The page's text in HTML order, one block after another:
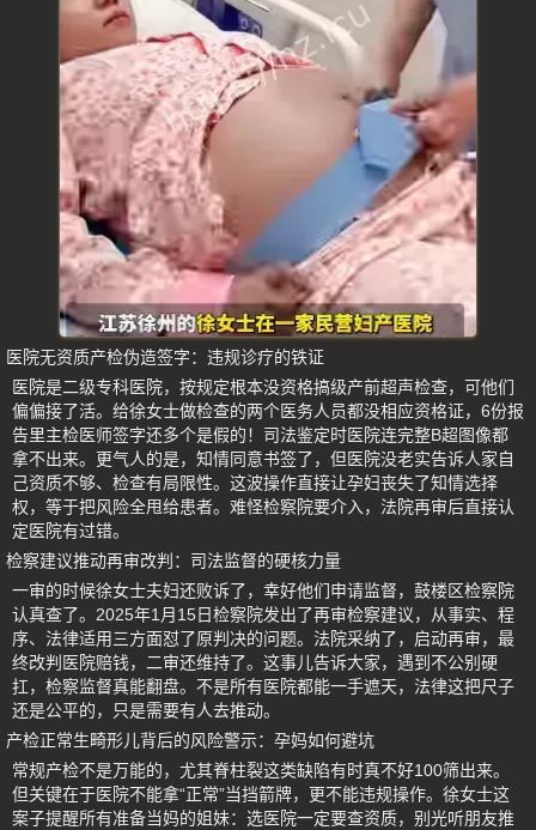
医院无资质产检伪造签字：违规诊疗的铁证
医院是二级专科医院，按规定根本没资格搞级产前超声检查，可他们
偏偏接了活。给徐女士做检查的两个医务人员都没相应资格证，6份报
告里主检医师签字还多个是假的！司法鉴定时医院连完整B超图像都
拿不出来。更气人的是，知情同意书签了，但医院没老实告诉人家自
己资质不够、检查有局限性。这波操作直接让孕妇丧失了知情选择
权，等于把风险全甩给患者。难怪检察院要介入，法院再审后直接认
定医院有过错。
检察建议推动再审改判：司法监督的硬核力量
一审的时候徐女士夫妇还败诉了，幸好他们申请监督，鼓楼区检察院
认真查了。2025年1月15日检察院发出了再审检察建议，从事实、程
序、法律适用三方面怼了原判决的问题。法院采纳了，启动再审，最
终改判医院赔钱，二审还维持了。这事儿告诉大家，遇到不公别硬
扛，检察监督真能翻盘。不是所有医院都能一手遮天，法律这把尺子
还是公平的，只是需要有人去推动。
产检正常生畸形儿背后的风险警示：孕妈如何避坑
常规产检不是万能的，尤其脊柱裂这类缺陷有时真不好100筛出来。
但关键在于医院不能拿“正常”当挡箭牌，更不能违规操作。徐女士这
案子提醒所有准备当妈的姐妹：选医院一定要查资质，别光听朋友推